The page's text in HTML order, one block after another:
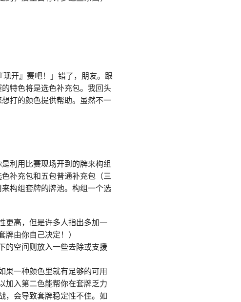
开』赛吧！」错了，朋友。跟
特色将是选色补充包。我回头
打的颜色提供帮助。虽然不一
利用比赛现场开到的牌来构组
补充包和五包普通补充包（三
构组套牌的牌池。构组一个选
更高，但是许多人指出多加一
由你自己决定！）
的空间则放入一些去除或支援
果一种颜色里就有足够的可用
加入第二色能帮你在套牌乏力
，会导致套牌稳定性不佳。如